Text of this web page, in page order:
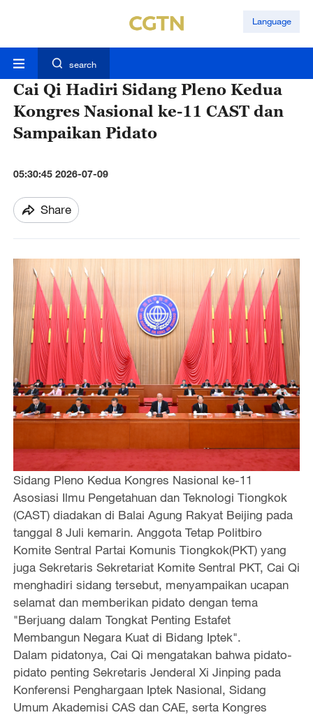
Language
search
Cai Qi Hadiri Sidang Pleno Kedua
Kongres Nasional ke-11 CAST dan
Sampaikan Pidato
05:30:45 2026-07-09
Share
Sidang Pleno Kedua Kongres Nasional ke-11
Asosiasi Ilmu Pengetahuan dan Teknologi Tiongkok
(CAST) diadakan di Balai Agung Rakyat Beijing pada
tanggal 8 Juli kemarin. Anggota Tetap Politbiro
Komite Sentral Partai Komunis Tiongkok(PKT) yang
juga Sekretaris Sekretariat Komite Sentral PKT, Cai Qi
menghadiri sidang tersebut, menyampaikan ucapan
selamat dan memberikan pidato dengan tema
"Berjuang dalam Tongkat Penting Estafet
Membangun Negara Kuat di Bidang Iptek".
Dalam pidatonya, Cai Qi mengatakan bahwa pidato-
pidato penting Sekretaris Jenderal Xi Jinping pada
Konferensi Penghargaan Iptek Nasional, Sidang
Umum Akademisi CAS dan CAE, serta Kongres